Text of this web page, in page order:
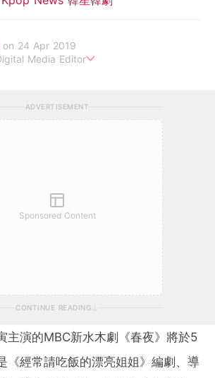
on 24 Apr 2019
Media Editor
ADVERTISEMENT
Sponsored Content
CONTINUE READING
主演的MBC新水木劇《春夜》將於5
《經常請吃飯的漂亮姐姐》編劇、導